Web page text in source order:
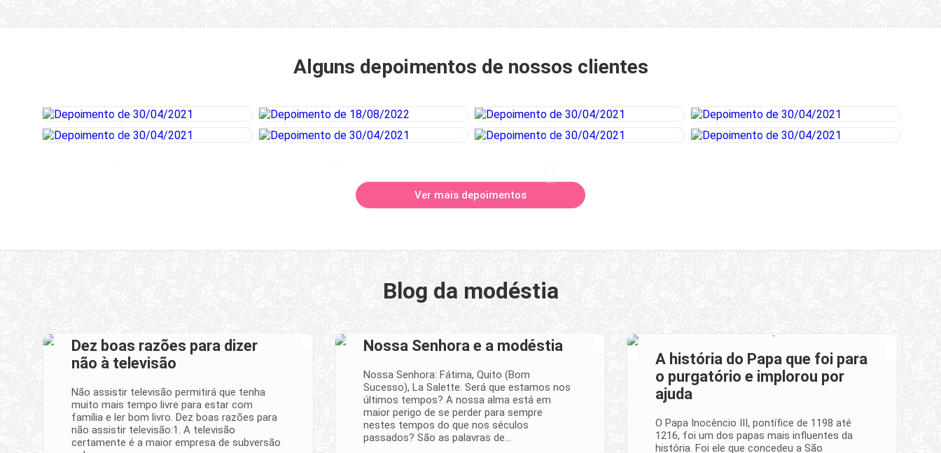
Alguns depoimentos de nossos clientes
Ver mais depoimentos
Blog da modéstia
Dez boas razões para dizer
não à televisão
Não assistir televisão permitirá que tenha
muito mais tempo livre para estar com
família e ler bom livro. Dez boas razões para
não assistir televisão:1. A televisão
certamente é a maior empresa de subversão
Nossa Senhora e a modéstia
Nossa Senhora: Fátima, Quito (Bom
Sucesso), La Salette. Será que estamos nos
últimos tempos? A nossa alma está em
maior perigo de se perder para sempre
nestes tempos do que nos séculos
passados? São as palavras de…
A história do Papa que foi para
o purgatório e implorou por
ajuda
O Papa Inocêncio III, pontífice de 1198 até
1216, foi um dos papas mais influentes da
história. Foi ele que concedeu a São